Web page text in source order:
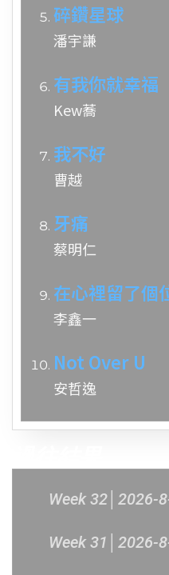
碎鑽星球
潘宇謙
有我你就幸福
Kew蕎
我不好
曹越
牙痛
蔡明仁
在心裡留了個
李鑫一
Not Over U
安哲逸
Week 32│2026-
Week 31│2026-